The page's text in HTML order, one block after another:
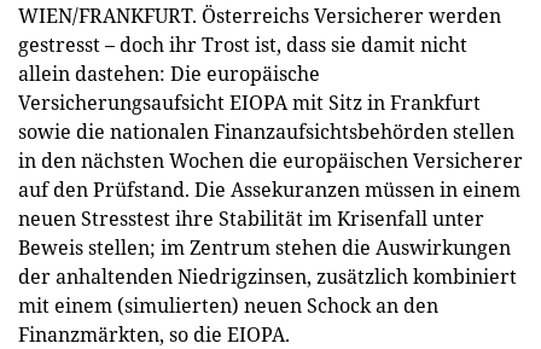
WIEN/FRANKFURT. Österreichs Versicherer werden
gestresst – doch ihr Trost ist, dass sie damit nicht
allein dastehen: Die europäische
Versicherungsaufsicht EIOPA mit Sitz in Frankfurt
sowie die nationalen Finanzaufsichtsbehörden stellen
in den nächsten Wochen die europäischen Versicherer
auf den Prüfstand. Die Assekuranzen müssen in einem
neuen Stresstest ihre Stabilität im Krisenfall unter
Beweis stellen; im Zentrum stehen die Auswirkungen
der anhaltenden Niedrigzinsen, zusätzlich kombiniert
mit einem (simulierten) neuen Schock an den
Finanzmärkten, so die EIOPA.